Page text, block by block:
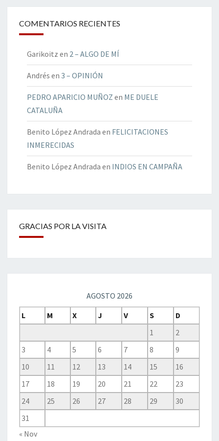
COMENTARIOS RECIENTES
Garikoitz en 2 – ALGO DE MÍ
Andrés en 3 – OPINIÓN
PEDRO APARICIO MUÑOZ en ME DUELE
CATALUÑA
Benito López Andrada en FELICITACIONES
INMERECIDAS
Benito López Andrada en INDIOS EN CAMPAÑA
GRACIAS POR LA VISITA
AGOSTO 2026
L
M X J V S
D
1
2
3
4 5 6 7 8
9
10
11 12 13 14 15
16
17
18 19 20 21 22
23
24
25 26 27 28 29
30
31
« Nov